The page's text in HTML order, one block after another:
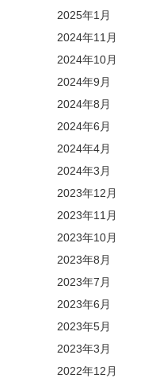
2025年1月
2024年11月
2024年10月
2024年9月
2024年8月
2024年6月
2024年4月
2024年3月
2023年12月
2023年11月
2023年10月
2023年8月
2023年7月
2023年6月
2023年5月
2023年3月
2022年12月